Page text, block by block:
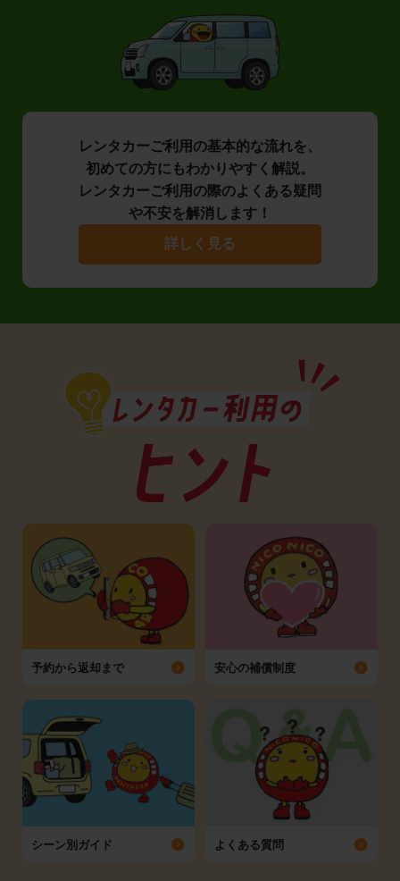
レンタカーご利用の基本的な流れを、
初めての方にもわかりやすく解説。
レンタカーご利用の際のよくある疑問
や不安を解消します！
詳しく見る
予約から返却まで 安心の補償制度
シーン別ガイド よくある質問